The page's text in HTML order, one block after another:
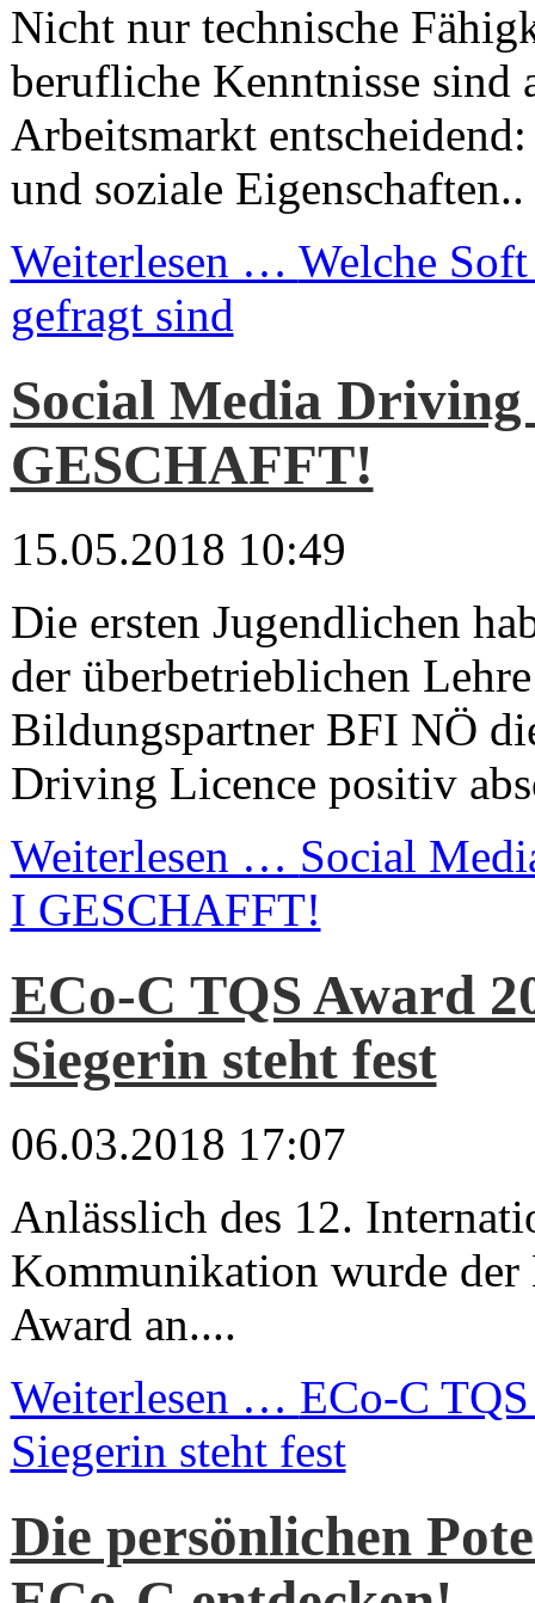
Nicht nur technische
berufliche Kenntnisse sind
Arbeitsmarkt
und soziale Eigenschaften..
Weiterlesen … Welche
gefragt sind
Social Media
GESCHAFFT!
15.05.2018 10:49
Die ersten Jugendlichen
der überbetrieblichen
Bildungspartner BFI NÖ
Driving Licence positiv
Weiterlesen … Social
I GESCHAFFT!
ECo-C TQS Award
Siegerin steht fest
06.03.2018 17:07
Anlässlich des 12.
Kommunikation wurde der
Award an....
Weiterlesen … ECo-C
Siegerin steht fest
Die persönlichen